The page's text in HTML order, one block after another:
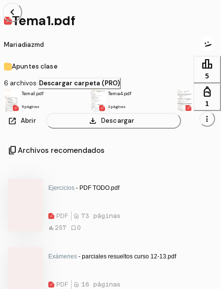
chevron_left
Tema1.pdf
Mariadiazmd
Apuntes clase
6 archivos· Descargar carpeta (PRO)
Tema1.pdf
11 páginas
Tema4.pdf
2 páginas
Tema2.pdf
6 páginas
open_in_new Abrir download Descargar
leaderboard
5
personal_bag
1
more_vert
content_copy Archivos recomendados
Ejercicios - PDF TODO.pdf
PDF
73 páginas
257
0
Exámenes - parciales resueltos curso 12-13.pdf
PDF
16 páginas